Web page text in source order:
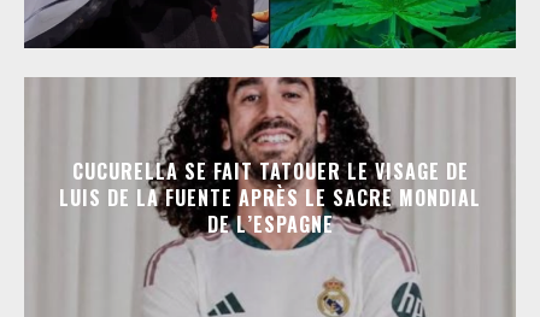
CUCURELLA SE FAIT TATOUER LE VISAGE DE
LUIS DE LA FUENTE APRÈS LE SACRE MONDIAL
DE L’ESPAGNE